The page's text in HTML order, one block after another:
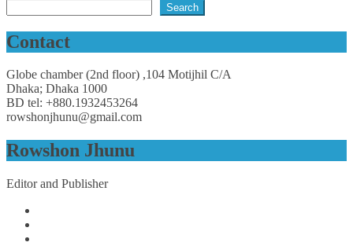
Search
Contact
Globe chamber (2nd floor) ,104 Motijhil C/A
Dhaka; Dhaka 1000
BD tel: +880.1932453264
rowshonjhunu@gmail.com
Rowshon Jhunu
Editor and Publisher